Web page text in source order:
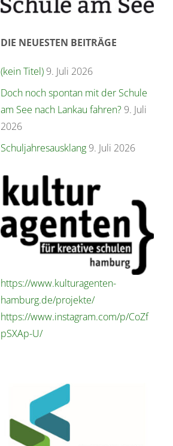
DIE NEUESTEN BEITRÄGE
(kein Titel) 9. Juli 2026
Doch noch spontan mit der Schule
am See nach Lankau fahren? 9. Juli
2026
Schuljahresausklang 9. Juli 2026
https://www.kulturagenten-
hamburg.de/projekte/
https://www.instagram.com/p/CoZf
pSXAp-U/